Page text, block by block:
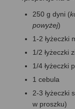
250 g dyni (
powyżej)
1-2 łyżeczki
1/2 łyżeczki
1/4 łyżeczki
1 cebula
2-3 łyżeczki
w proszku)